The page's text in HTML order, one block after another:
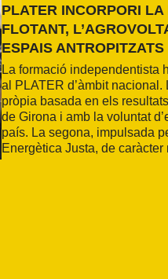
PLATER INCORPORI LA
FLOTANT,
ESPAIS ANTROPITZATS
La formació independentista
al PLATER d’àmbit
pròpia basada en els
de Girona i amb la voluntat
país. La segona, impulsada
Energètica Justa, de caràcter